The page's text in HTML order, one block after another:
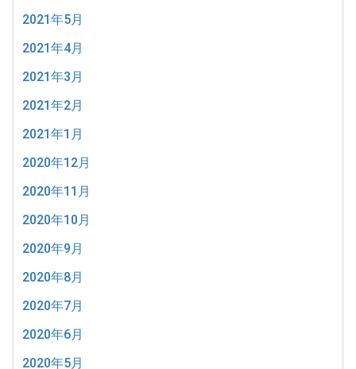
2021年5月
2021年4月
2021年3月
2021年2月
2021年1月
2020年12月
2020年11月
2020年10月
2020年9月
2020年8月
2020年7月
2020年6月
2020年5月